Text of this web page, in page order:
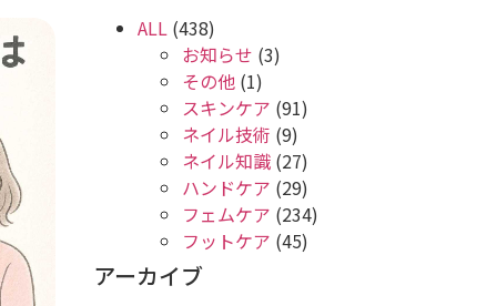
ALL(438)
お知らせ (3)
その他(1)
スキンケア (91)
ネイル技術 (9)
ネイル知識(27)
ハンドケア (29)
フェムケア (234)
フットケア (45)
アーカイブ